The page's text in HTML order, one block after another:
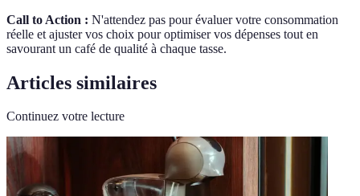
Call to Action : N'attendez pas pour évaluer votre consommation
réelle et ajuster vos choix pour optimiser vos dépenses tout en
savourant un café de qualité à chaque tasse.
Articles similaires
Continuez votre lecture